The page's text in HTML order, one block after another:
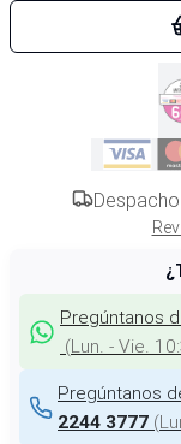
Pregúntanos
(Lun. - Vie.
Pregúntanos
2244 3777 (